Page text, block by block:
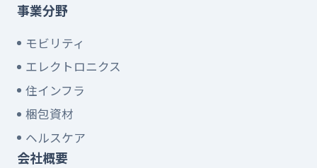
事業分野
モビリティ
エレクトロニクス
住インフラ
梱包資材
ヘルスケア
会社概要